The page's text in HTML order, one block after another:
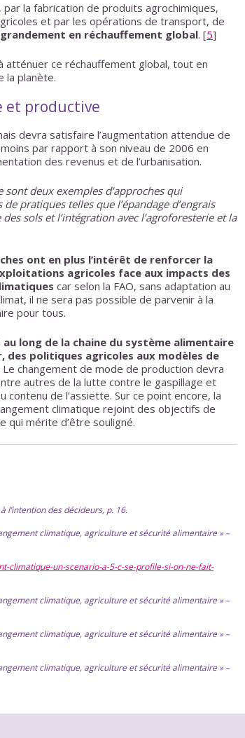
, par la fabrication de produits agrochimiques,
et par les opérations de transport, de
en réchauffement global. [5]
ce réchauffement global, tout en
la planète.
et productive
devra satisfaire l’augmentation attendue de
par rapport à son niveau de 2006 en
des revenus et de l’urbanisation.
sont deux exemples d’approches qui
pratiques telles que l’épandage d’engrais
sols et l’intégration avec l’agroforesterie et la
ont en plus l’intérêt de renforcer la
agricoles face aux impacts des
car selon la FAO, sans adaptation au
il ne sera pas possible de parvenir à la
pour tous.
long de la chaine du système alimentaire
des politiques agricoles aux modèles de
Le changement de mode de production devra
autres de la lutte contre le gaspillage et
contenu de l’assiette. Sur ce point encore, la
climatique rejoint des objectifs de
qui mérite d’être souligné.
l’intention des décideurs, p. 16.
climatique, agriculture et sécurité alimentaire » –
climatique-un-scenario-a-5-c-se-profile-si-on-ne-fait-
climatique, agriculture et sécurité alimentaire » –
climatique, agriculture et sécurité alimentaire » –
climatique, agriculture et sécurité alimentaire » –